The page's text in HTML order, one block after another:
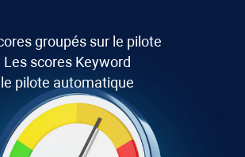
groupés sur le pilote
scores Keyword
pilote automatique